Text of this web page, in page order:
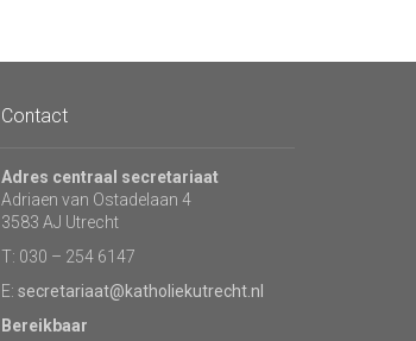
Contact
Adres centraal secretariaat
Adriaen van Ostadelaan 4
3583 AJ Utrecht
T: 030 – 254 6147
E: secretariaat@katholiekutrecht.nl
Bereikbaar